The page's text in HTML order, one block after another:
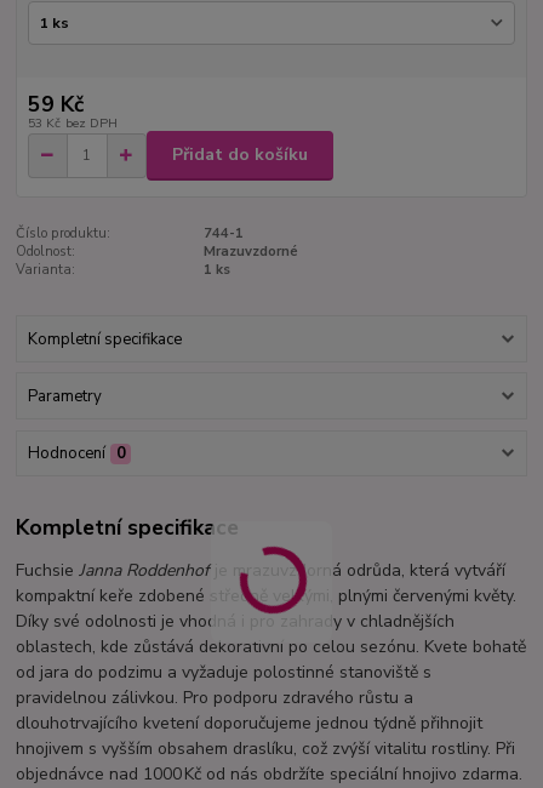
59 Kč
53 Kč bez DPH
Přidat do košíku
Číslo produktu:
744-1
Odolnost:
Mrazuvzdorné
Varianta:
1 ks
Kompletní specifikace
Parametry
Hodnocení 0
Kompletní specifikace
FuchsieJanna Roddenhofje mrazuvzdorná odrůda, která vytváří
kompaktní keře zdobené středně velkými, plnými červenými květy.
Díky své odolnosti je vhodná i pro zahrady v chladnějších
oblastech, kde zůstává dekorativní po celou sezónu. Kvete bohatě
od jara do podzimu a vyžaduje polostinné stanoviště s
pravidelnou zálivkou. Pro podporu zdravého růstu a
dlouhotrvajícího kvetení doporučujeme jednou týdně přihnojit
hnojivem s vyšším obsahem draslíku, což zvýší vitalitu rostliny. Při
objednávce nad 1000 Kč od nás obdržíte speciální hnojivo zdarma.